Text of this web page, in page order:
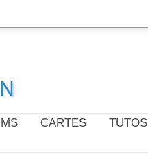
CARTES TUTOS